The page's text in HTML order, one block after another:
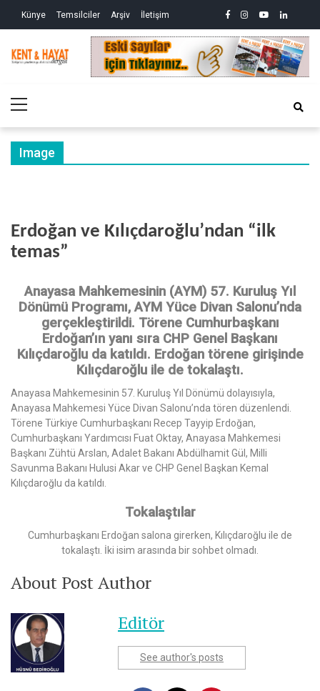
Künye Temsilciler Arşiv İletişim facebook
instagram
youtubelinkedin
ve
Kent&Hayat
Yönetim ve Genel Aktüalite Dergisi
Menu
Image
Erdoğan ve Kılıçdaroğlu’ndan “ilk
temas”
Anayasa Mahkemesinin (AYM) 57. Kuruluş Yıl
Dönümü Programı, AYM Yüce Divan Salonu’nda
gerçekleştirildi. Törene Cumhurbaşkanı
Erdoğan’ın yanı sıra CHP Genel Başkanı
Kılıçdaroğlu da katıldı. Erdoğan törene girişinde
Kılıçdaroğlu ile de tokalaştı.
Anayasa Mahkemesinin 57. Kuruluş Yıl Dönümü dolayısıyla,
Anayasa Mahkemesi Yüce Divan Salonu’nda tören düzenlendi.
Törene Türkiye Cumhurbaşkanı Recep Tayyip Erdoğan,
Cumhurbaşkanı Yardımcısı Fuat Oktay, Anayasa Mahkemesi
Başkanı Zühtü Arslan, Adalet Bakanı Abdülhamit Gül, Milli
Savunma Bakanı Hulusi Akar ve CHP Genel Başkan Kemal
Kılıçdaroğlu da katıldı.
Tokalaştılar
Cumhurbaşkanı Erdoğan salona girerken, Kılıçdaroğlu ile de
tokalaştı. İki isim arasında bir sohbet olmadı.
About Post Author
Editör
See author's posts